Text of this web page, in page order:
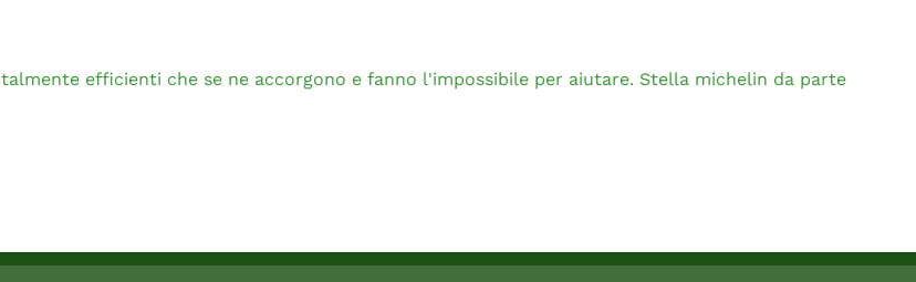
efficienti che se ne accorgono e fanno l'impossibile per aiutare. Stella michelin da parte